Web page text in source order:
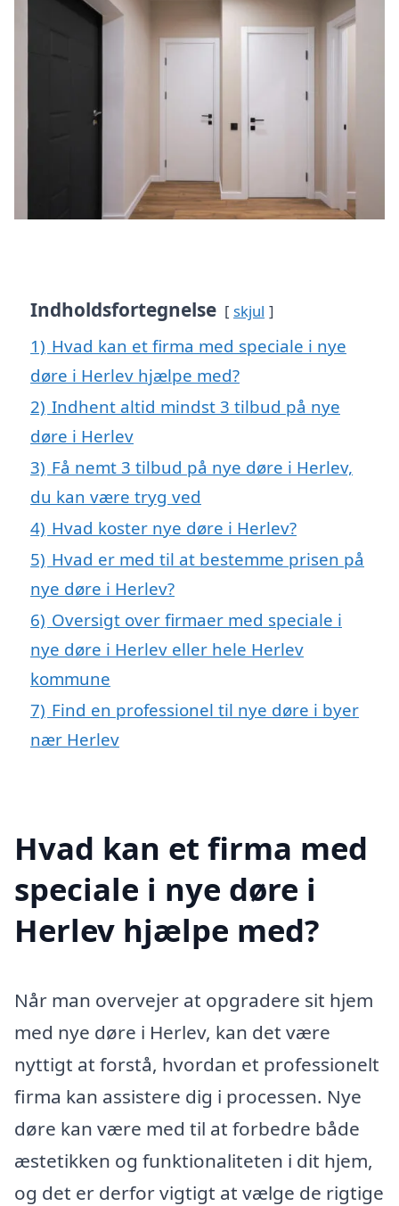
Indholdsfortegnelse skjul
1) Hvad kan et firma med speciale i nye
døre i Herlev hjælpe med?
2) Indhent altid mindst 3 tilbud på nye
døre i Herlev
3) Få nemt 3 tilbud på nye døre i Herlev,
du kan være tryg ved
4) Hvad koster nye døre i Herlev?
5) Hvad er med til at bestemme prisen på
nye døre i Herlev?
6) Oversigt over firmaer med speciale i
nye døre i Herlev eller hele Herlev
kommune
7) Find en professionel til nye døre i byer
nær Herlev
Hvad kan et firma med
speciale i nye døre i
Herlev hjælpe med?
Når man overvejer at opgradere sit hjem
med nye døre i Herlev, kan det være
nyttigt at forstå, hvordan et professionelt
firma kan assistere dig i processen. Nye
døre kan være med til at forbedre både
æstetikken og funktionaliteten i dit hjem,
og det er derfor vigtigt at vælge de rigtige